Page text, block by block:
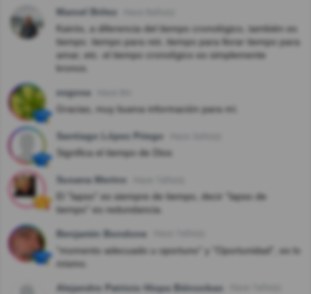
Marcel Britez
Kairós, a diferencia del tiempo cronológico, también es
tiempo. tiempo para reir, tiempo para llorar tiempo para
amar, etc. el tiempo cronolígico es simplemente
kronos.
esgosa
Gracias, muy buena información para mí.
Santiago López Priego
Significa el tiempo de Dios
Susana Merino
El "lapso" es siempre de tiempo, decir "lapso de
tiempo" es redundancia.
Benjamin Bondone
"momento adecuado u oportuno" y "Oportunidad", es lo
mismo.
Alejandro Patricio Hispa Biénzobas